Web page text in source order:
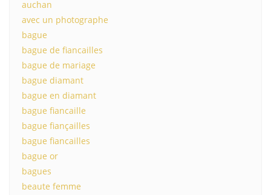
auchan
avec un photographe
bague
bague de fiancailles
bague de mariage
bague diamant
bague en diamant
bague fiancaille
bague fiançailles
bague fiancailles
bague or
bagues
beaute femme